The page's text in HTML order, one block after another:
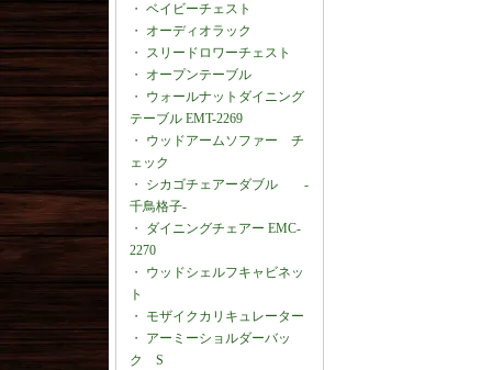
・ ベイビーチェスト
・ オーディオラック
・ スリードロワーチェスト
・ オープンテーブル
・ ウォールナットダイニング
テーブル EMT-2269
・ ウッドアームソファー チ
ェック
・ シカゴチェアーダブル -
千鳥格子-
・ ダイニングチェアー EMC-
2270
・ ウッドシェルフキャビネッ
ト
・ モザイクカリキュレーター
・ アーミーショルダーバッ
ク S